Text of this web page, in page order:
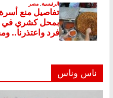
ناس وناس